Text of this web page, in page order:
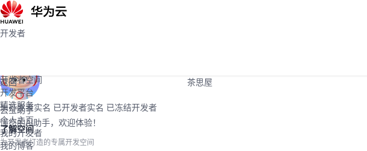
茶思屋
开发者空间
开发平台
精选服务
了解空间
为开发者打造的专属开发空间
开发者
返回
未开发者实名 已开发者实名 已冻结开发者
个人主页
我的开发者
我的博客
云宝助手
懂您的AI助手，欢迎体验！